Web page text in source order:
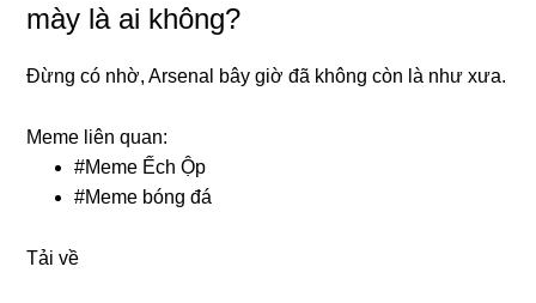
mày là ai không?
Đừng có nhờ, Arsenal bây giờ đã không còn là như xưa.
Meme liên quan:
#Meme Ếch Ộp
#Meme bóng đá
Tải về